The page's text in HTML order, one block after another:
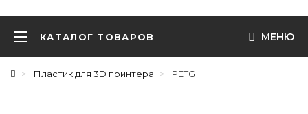
КАТАЛОГ ТОВАРОВ МЕНЮ
Пластик для 3D принтера PETG